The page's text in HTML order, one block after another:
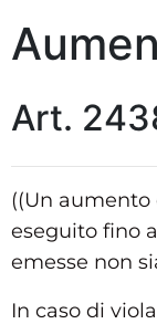
Art.
((Un aumento
eseguito fino
emesse non
In caso di